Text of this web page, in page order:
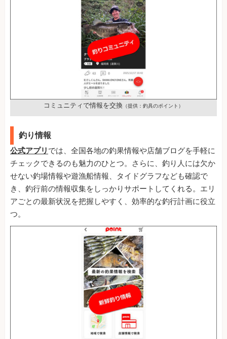
コミュニティで情報を交換 （提供：釣具のポイント）
釣り情報
公式アプリ では、全国各地の釣果情報や店舗ブログを手軽に
チェックできるのも魅力のひとつ。さらに、釣り人には欠か
せない釣場情報や遊漁船情報、タイドグラフなども確認で
き、釣行前の情報収集をしっかりサポートしてくれる。エリ
アごとの最新状況を把握しやすく、効率的な釣行計画に役立
つ。